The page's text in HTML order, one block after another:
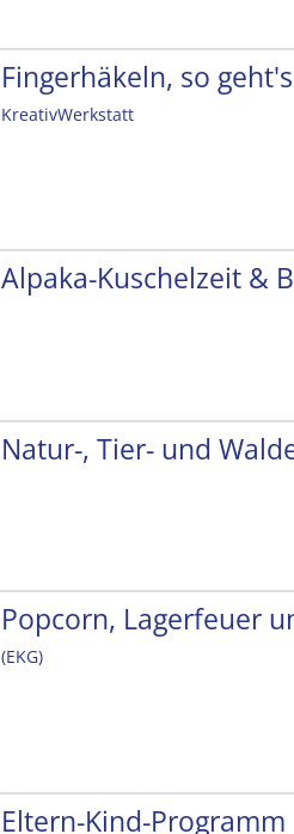
Fingerhäkeln, so
KreativWerkstatt
Alpaka-Kuschelzeit &
Natur-, Tier- und
Popcorn, Lagerfeuer
(EKG)
Eltern-Kind-Programm